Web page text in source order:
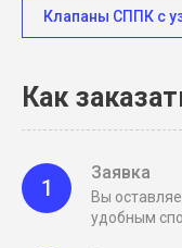
Клапаны СППК с
Как
1
Заявка
Вы
удобным